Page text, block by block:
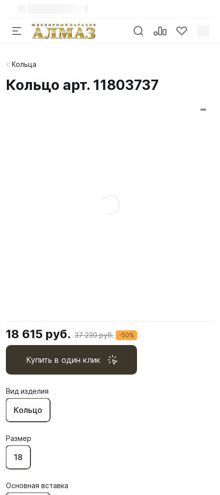
Кольца
Кольцо арт. 11803737
18 615 руб. 37 230 руб. -50%
Купить в один клик
Вид изделия
Кольцо
Размер
18
Основная вставка